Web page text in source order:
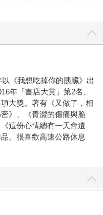
《我想吃掉你的胰臟》出
年「書店大賞」第2名、
大獎。著有《又做了，相
》、《青澀的傷痛與脆
這份心情總有一天會遺
。很喜歡高速公路休息